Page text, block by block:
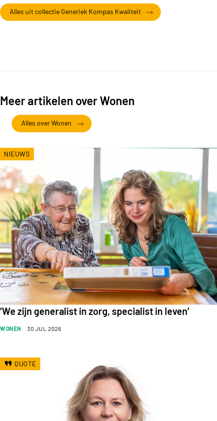
Alles uit collectie Generiek Kompas Kwaliteit
Meer artikelen over Wonen
Alles over Wonen
WONEN 30 JUL 2026
‘We zijn generalist in zorg, specialist in leven’
NIEUWS
QUOTE